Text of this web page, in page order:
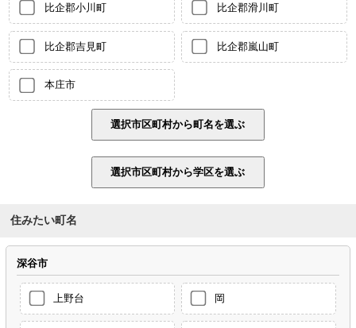
比企郡小川町 比企郡滑川町
比企郡吉見町 比企郡嵐山町
本庄市
住みたい町名
深谷市
上野台 岡